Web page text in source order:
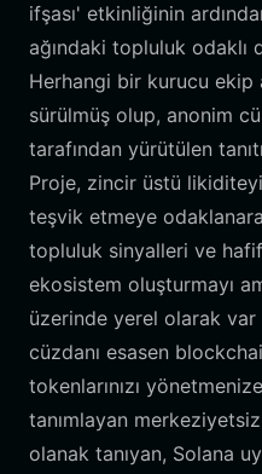
ifşası' etkinliğinin
ağındaki topluluk odaklı
Herhangi bir kurucu ekip
sürülmüş olup, anonim
tarafından yürütülen
Proje, zincir üstü
teşvik etmeye
topluluk sinyalleri ve
ekosistem oluşturmayı
üzerinde yerel olarak
cüzdanı esasen
tokenlarınızı
tanımlayan
olanak tanıyan, Solana